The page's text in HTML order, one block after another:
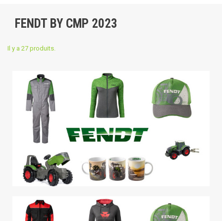
FENDT BY CMP 2023
Il y a 27 produits.